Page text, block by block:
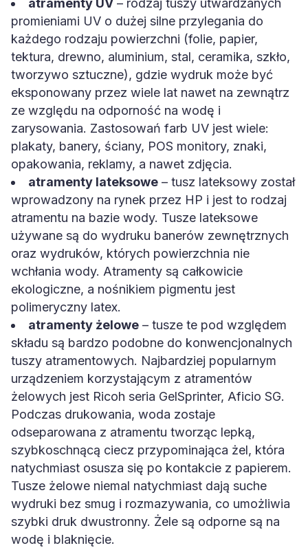
atramenty UV – rodzaj tuszy utwardzanych
promieniami UV o dużej silne przylegania do
każdego rodzaju powierzchni (folie, papier,
tektura, drewno, aluminium, stal, ceramika, szkło,
tworzywo sztuczne), gdzie wydruk może być
eksponowany przez wiele lat nawet na zewnątrz
ze względu na odporność na wodę i
zarysowania. Zastosowań farb UV jest wiele:
plakaty, banery, ściany, POS monitory, znaki,
opakowania, reklamy, a nawet zdjęcia.
atramenty lateksowe – tusz lateksowy został
wprowadzony na rynek przez HP i jest to rodzaj
atramentu na bazie wody. Tusze lateksowe
używane są do wydruku banerów zewnętrznych
oraz wydruków, których powierzchnia nie
wchłania wody. Atramenty są całkowicie
ekologiczne, a nośnikiem pigmentu jest
polimeryczny latex.
atramenty żelowe – tusze te pod względem
składu są bardzo podobne do konwencjonalnych
tuszy atramentowych. Najbardziej popularnym
urządzeniem korzystającym z atramentów
żelowych jest Ricoh seria GelSprinter, Aficio SG.
Podczas drukowania, woda zostaje
odseparowana z atramentu tworząc lepką,
szybkoschnącą ciecz przypominająca żel, która
natychmiast osusza się po kontakcie z papierem.
Tusze żelowe niemal natychmiast dają suche
wydruki bez smug i rozmazywania, co umożliwia
szybki druk dwustronny. Żele są odporne są na
wodę i blaknięcie.